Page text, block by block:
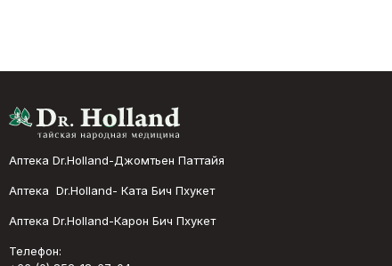
Аптека Dr.Holland-Джомтьен Паттайя
Аптека Dr.Holland- Ката Бич Пхукет
Аптека Dr.Holland-Карон Бич Пхукет
Телефон: